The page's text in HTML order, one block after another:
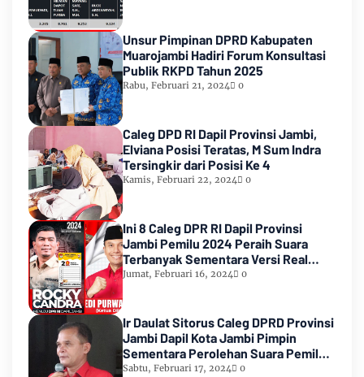
Unsur Pimpinan DPRD Kabupaten
Muarojambi Hadiri Forum Konsultasi
Publik RKPD Tahun 2025
Rabu, Februari 21, 2024 0
Caleg DPD RI Dapil Provinsi Jambi,
Elviana Posisi Teratas, M Sum Indra
Tersingkir dari Posisi Ke 4
Kamis, Februari 22, 2024 0
Ini 8 Caleg DPR RI Dapil Provinsi
Jambi Pemilu 2024 Peraih Suara
Terbanyak Sementara Versi Real
Count KPU RI
Jumat, Februari 16, 2024 0
Ir Daulat Sitorus Caleg DPRD Provinsi
Jambi Dapil Kota Jambi Pimpin
Sementara Perolehan Suara Pemilu
2024
Sabtu, Februari 17, 2024 0